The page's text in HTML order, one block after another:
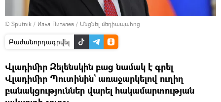
© Sputnik / Илья Питалев / Անցնել մեդիապահոց
Բաժանորդագրվել
Վլադիմիր Զելենսկին բաց նամակ է գրել
Վլադիմիր Պուտինին` առաջարկելով ուղիղ
բանակցություններ վարել հակամարտության